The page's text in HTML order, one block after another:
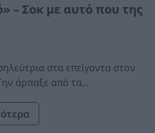
– Σοκ με αυτό που της
στα επείγοντα στον
άρπαξε από τα...